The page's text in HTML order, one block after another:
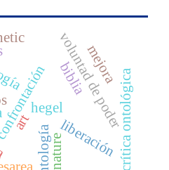
biblia
hegel
ontología
voluntad de podercrítica ontológica
liberación
art
nature
mejora